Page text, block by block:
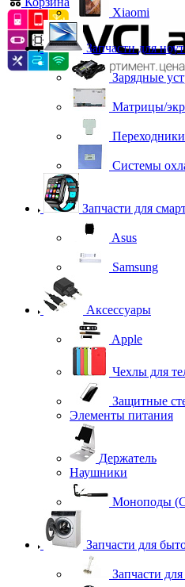
Xiaomi
Запчасти для
Зарядные
Матрицы/
Системы
Запчасти для
Asus
Samsung
Аксессуары
Apple
Чехлы для
Защитные
Элементы питания
Держатель
Наушники
Моноподы
Запчасти для
Запчасти